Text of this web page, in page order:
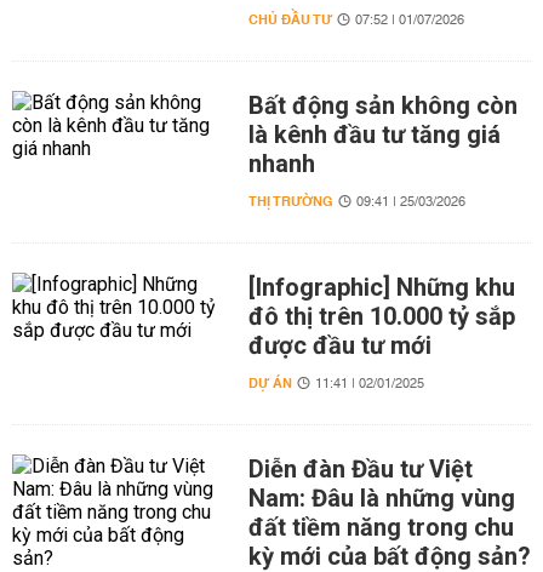
CHỦ ĐẦU TƯ 07:52 | 01/07/2026
Bất động sản không còn
là kênh đầu tư tăng giá
nhanh
THỊ TRƯỜNG 09:41 | 25/03/2026
[Infographic] Những khu
đô thị trên 10.000 tỷ sắp
được đầu tư mới
DỰ ÁN 11:41 | 02/01/2025
Diễn đàn Đầu tư Việt
Nam: Đâu là những vùng
đất tiềm năng trong chu
kỳ mới của bất động sản?